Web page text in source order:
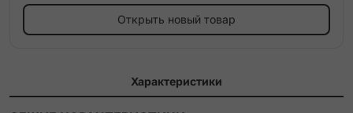
Открыть новый товар
Характеристики